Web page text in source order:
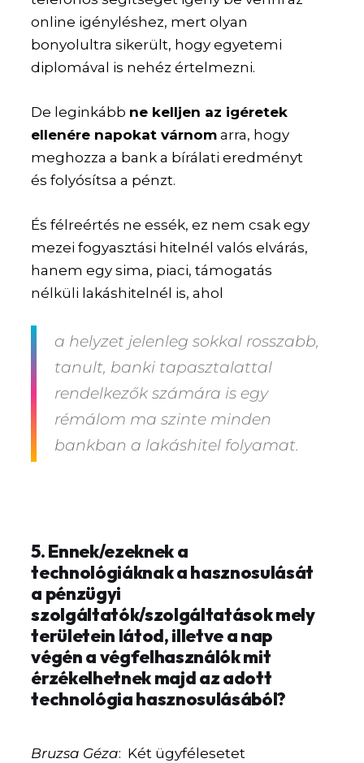
online igényléshez, mert olyan
bonyolultra sikerült, hogy egyetemi
diplomával is nehéz értelmezni.
De leginkább ne kelljen az igéretek
ellenére napokat várnom arra, hogy
meghozza a bank a bírálati eredményt
és folyósítsa a pénzt.
És félreértés ne essék, ez nem csak egy
mezei fogyasztási hitelnél valós elvárás,
hanem egy sima, piaci, támogatás
nélküli lakáshitelnél is, ahol
a helyzet jelenleg sokkal rosszabb,
tanult, banki tapasztalattal
rendelkezők számára is egy
rémálom ma szinte minden
bankban a lakáshitel folyamat.
5. Ennek/ezeknek a
technológiáknak a hasznosulását
a pénzügyi
szolgáltatók/szolgáltatások mely
területein látod, illetve a nap
végén a végfelhasználók mit
érzékelhetnek majd az adott
technológia hasznosulásából?
Bruzsa Géza: Két ügyfélesetet